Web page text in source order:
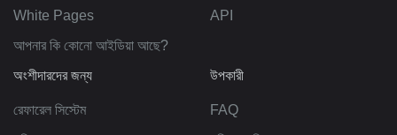
White Pages
API
আপনার কি কোনো আইডিয়া আছে?
অংশীদারদের জন্য
রেফারেল সিস্টেম
উপকারী
FAQ